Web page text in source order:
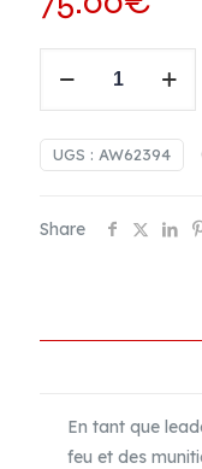
Remington
1/2
1,000
Unités
UGS : AW62394
Share
En tant que
feu et des